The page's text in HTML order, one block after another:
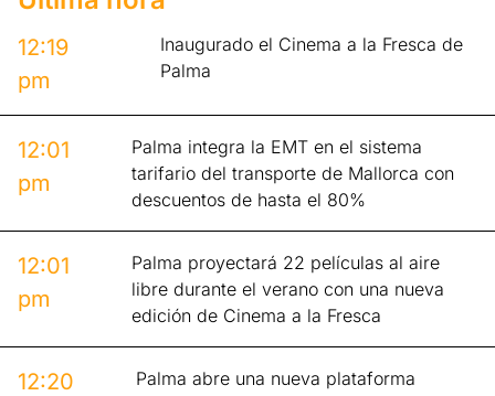
12:19
pm
Inaugurado el Cinema a la Fresca de
Palma
12:01
pm
Palma integra la EMT en el sistema
tarifario del transporte de Mallorca con
descuentos de hasta el 80%
12:01
pm
Palma proyectará 22 películas al aire
libre durante el verano con una nueva
edición de Cinema a la Fresca
12:20
Palma abre una nueva plataforma